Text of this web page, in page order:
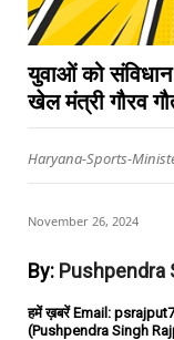
युवाओं को संविधान
खेल मंत्री गौरव
Haryana-Sports-
November 26, 2024
By: Pushpendra
हमें ख़बरें Email:
(Pushpendra Singh